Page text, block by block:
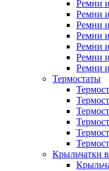
Ремни
Ремни
Ремни
Ремни
Ремни
Ремни
Ремни
Термостаты
Крыльчатки